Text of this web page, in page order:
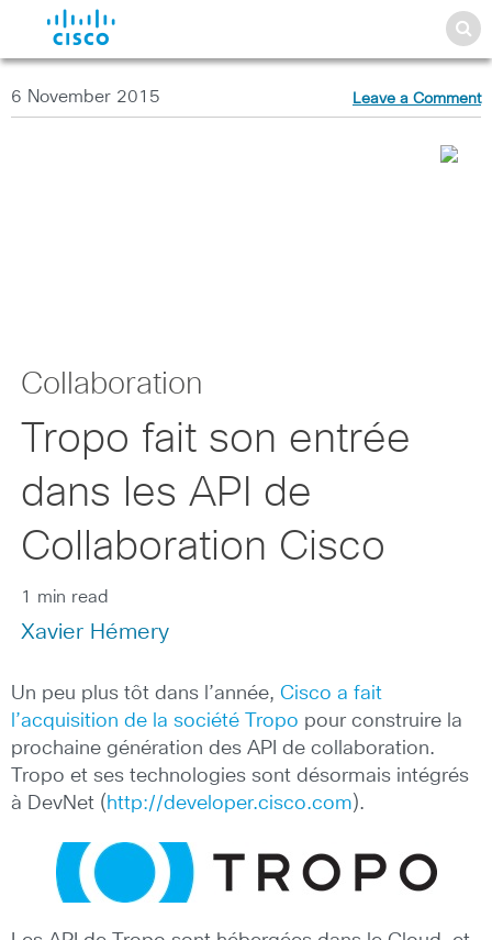
6 November 2015 Leave a Comment
Collaboration
Tropo fait son entrée
dans les API de
Collaboration Cisco
1 min read
Xavier Hémery
Un peu plus tôt dans l’année, Cisco a fait
l’acquisition de la société Tropo pour construire la
prochaine génération des API de collaboration.
Tropo et ses technologies sont désormais intégrés
à DevNet ( http://developer.cisco.com).